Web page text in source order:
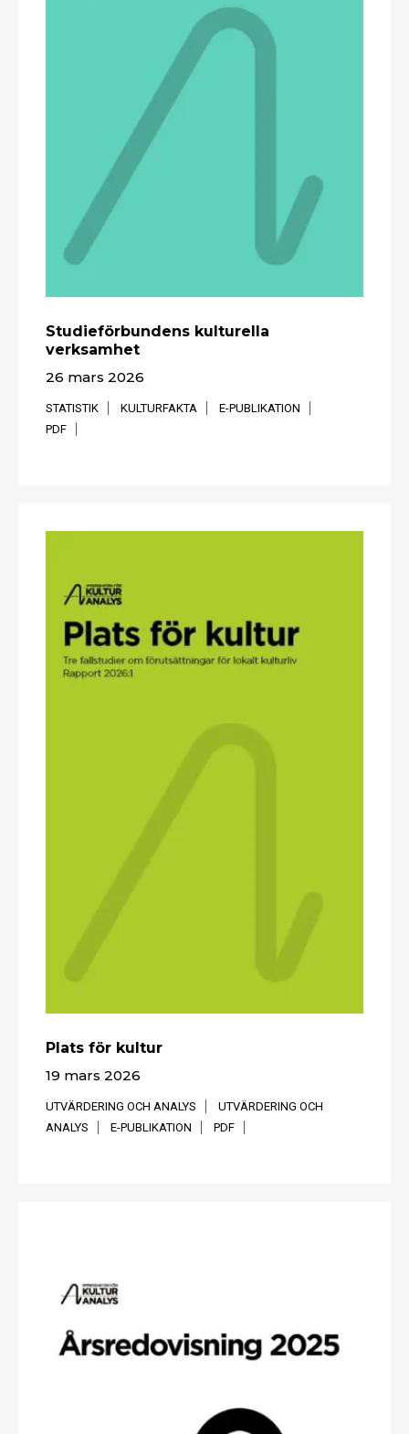
Studieförbundens kulturella
verksamhet
26 mars 2026
STATISTIK KULTURFAKTA
E-PUBLIKATION
PDF
Plats för kultur
19 mars 2026
UTVÄRDERING OCH ANALYS
UTVÄRDERING OCH
ANALYS
E-PUBLIKATION PDF